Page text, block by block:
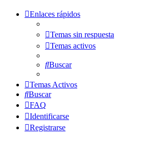
Enlaces rápidos
Temas sin respuesta
Temas activos
Buscar
Temas Activos
Buscar
FAQ
Identificarse
Registrarse